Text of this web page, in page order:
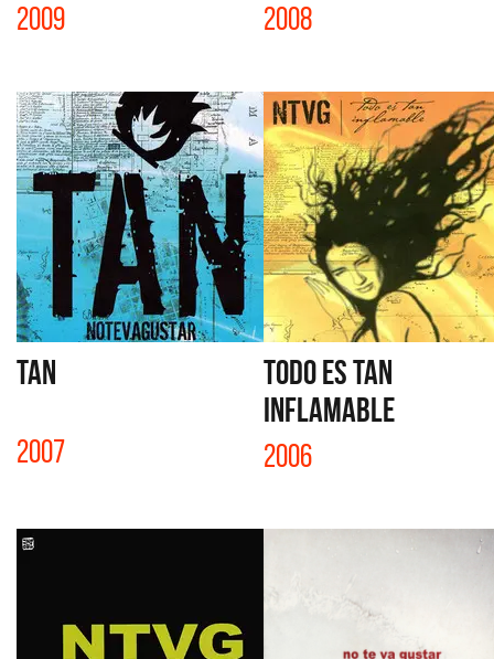
2009 2008
TAN
2007
TODO ES TAN
INFLAMABLE
2006